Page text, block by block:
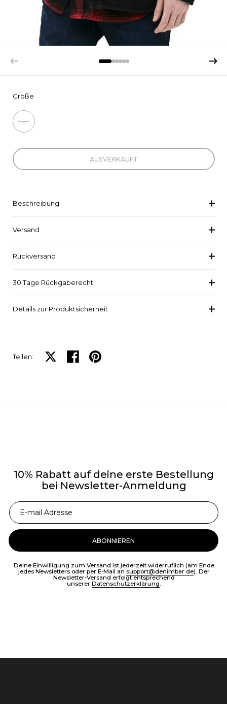
Vorherige Folie
Größe
L
AUSVERKAUFT
Beschreibung
Versand
Rückversand
30 Tage Rückgaberecht
Details zur Produktsicherheit
Teilen: Auf X teilenAuf Facebook teilen
Auf Pinterest teilen
10% Rabatt auf deine erste Bestellung
bei Newsletter-Anmeldung
ABONNIEREN
Deine Einwilligung zum Versand ist jederzeit widerruflich (am Ende
jedes Newsletters oder per E-Mail an support@denimbar.de). Der
Newsletter-Versand erfolgt entsprechend
unserer Datenschutzerklärung.